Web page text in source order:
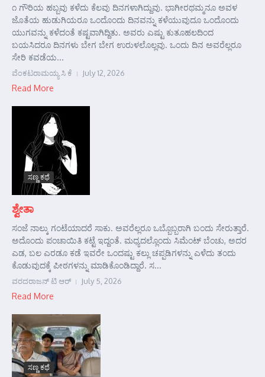
೧ ಗೌರಿಯ ಹಬ್ಬವು ಕಳೆದು ಕೆಲವು ದಿನಗಳಾಗಿದ್ದುವು. ಭಾಗೀರಥಮ್ಮನೂ ಅವಳ
ಜೊತೆಯ ಹುಡುಗಿಯರೂ ಒಂದೊಂದು ದಿನವನ್ನು ಕಳೆಯುವುದೂ ಒಂದೊಂದು
ಯುಗವನ್ನು ಕಳೆದಂತೆ ಕಷ್ಟವಾಗಿದ್ದಿತು. ಅವರು ಎಷ್ಟು ಕುತೂಹಲದಿಂದ
ಬಯಸಿದರೂ ದಿನಗಳು ಬೇಗ ಬೇಗ ಉರುಳಲೊಲ್ಲವು. ಒಂದು ದಿನ ಅವರೆಲ್ಲರೂ
ಸೇರಿ ಕವಡೆಯ...
ವೆಂಕಟರಾಮಯ್ಯ ಸಿ ಕೆ July 12, 2026
Read More
ಸಣ್ಣ ಕಥೆ
ಶ್ವೇತಾ
ಸಂಜೆ ನಾಲ್ಕು ಗಂಟೆಯಾದರೆ ಸಾಕು. ಅವರೆಲ್ಲರೂ ಒಬ್ಬೊಬ್ಬರಾಗಿ ಬಂದು ಸೇರುತ್ತಾರೆ.
ಅದೊಂದು ಪಂಚಾಯಿತಿ ಕಟ್ಟೆ ಇದ್ದಂತೆ. ಮಧ್ಯದಲ್ಲೊಂದು ಸಿಮೆಂಟ್ ಬೆಂಚು, ಅದರ
ಎಡ, ಬಲ ಎರಡೂ ಕಡೆ ಇವರೇ ಒಂದಷ್ಟು ಕಲ್ಲು ಚಪ್ಪಡಿಗಳನ್ನು ಎಳೆದು ತಂದು
ಕೊಡುವುದಕ್ಕೆ ಪೀಠಗಳನ್ನು ಮಾಡಿಕೊಂಡಿದ್ದಾರೆ. ಸ...
ವರದರಾಜನ್ ಟಿ ಆರ್ July 5, 2026
Read More
ಸಣ್ಣ ಕಥೆ